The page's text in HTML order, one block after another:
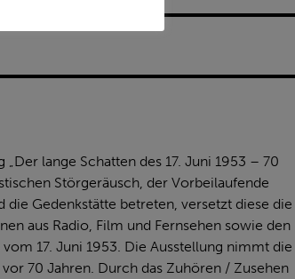
lange Schatten des 17. Juni 1953 – 70
Störgeräusch, der Vorbeilaufende
Gedenkstätte betreten, versetzt diese die
aus Radio, Film und Fernsehen sowie den
17. Juni 1953. Die Ausstellung nimmt die
70 Jahren. Durch das Zuhören / Zusehen